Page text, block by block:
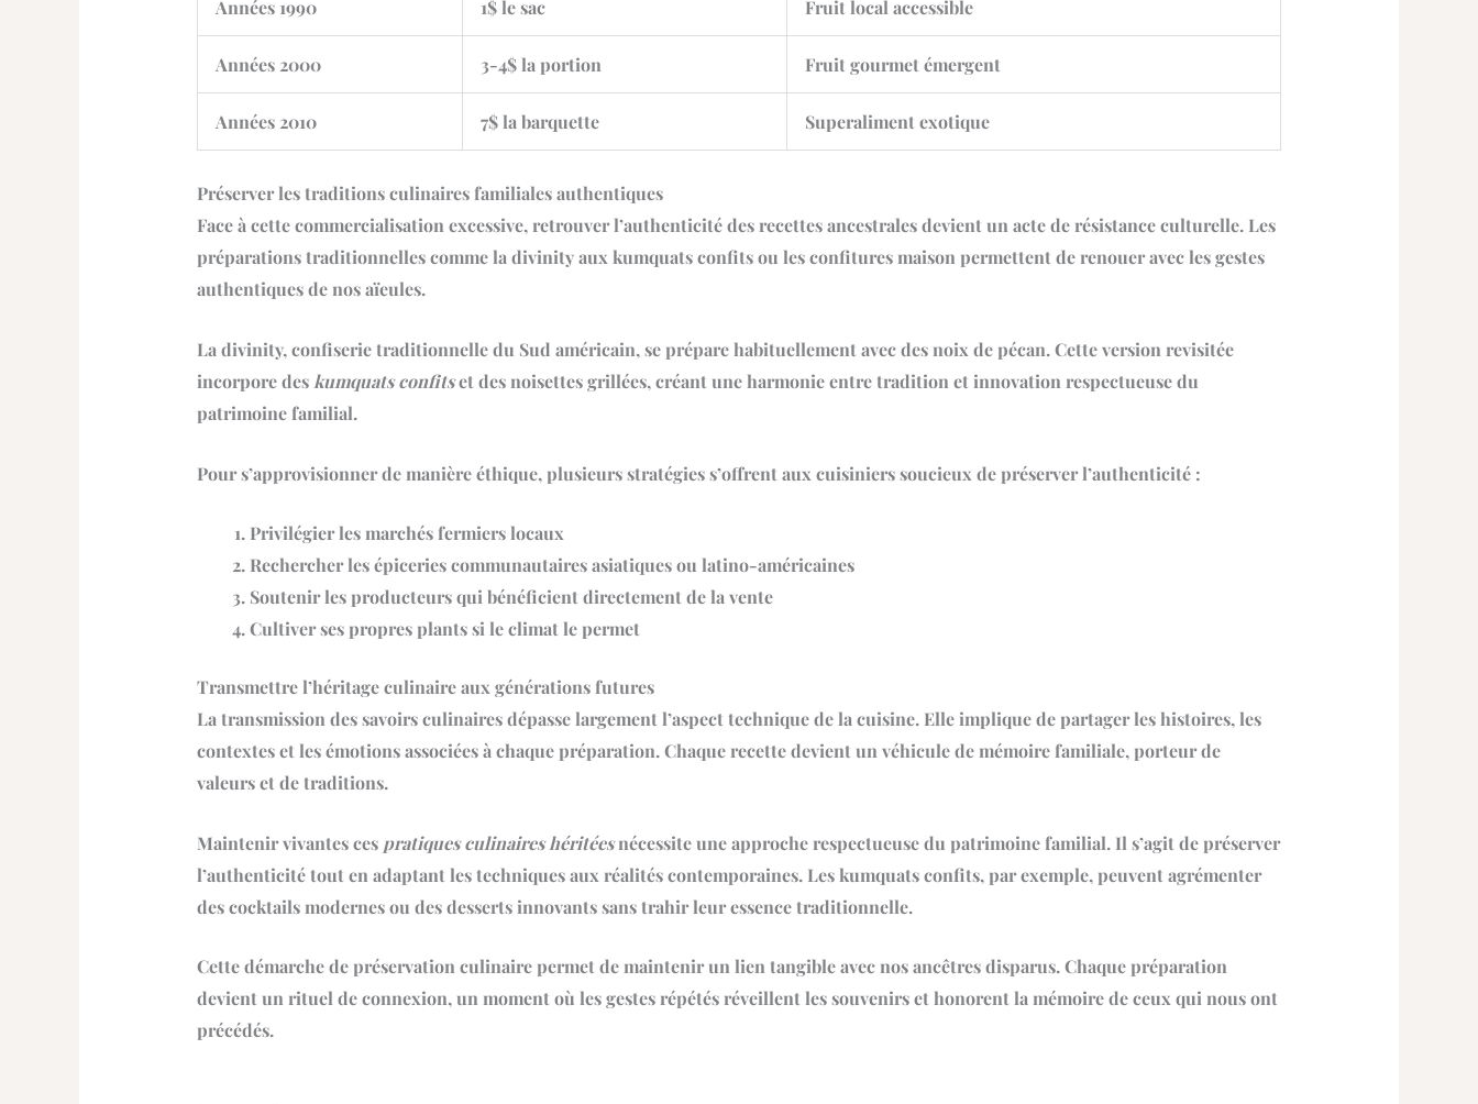
Années 1990 1$ le sac Fruit local accessible
Années 2000 3-4$ la portion Fruit gourmet émergent
Années 2010 7$ la barquette Superaliment exotique
Préserver les traditions culinaires familiales authentiques
Face à cette commercialisation excessive, retrouver l’authenticité desrecettes ancestralesdevient un acte de résistance culturelle. Les
préparations traditionnelles comme la divinity aux kumquats confits ou les confitures maison permettent de renouer avec les gestes
authentiques de nos aïeules.
La divinity, confiserie traditionnelle du Sud américain, se prépare habituellement avec des noix de pécan. Cette version revisitée
incorpore des kumquats confitset des noisettes grillées, créant une harmonie entre tradition et innovation respectueuse du
patrimoine familial.
Pour s’approvisionner de manière éthique, plusieurs stratégies s’offrent aux cuisiniers soucieux de préserver l’authenticité :
Privilégier les marchés fermiers locaux
Rechercher les épiceries communautaires asiatiques ou latino-américaines
Soutenir les producteurs qui bénéficient directement de la vente
Cultiver ses propres plants si le climat le permet
Transmettre l’héritage culinaire aux générations futures
Latransmission des savoirs culinairesdépasse largement l’aspect technique de la cuisine. Elle implique de partager les histoires, les
contextes et les émotions associées à chaque préparation. Chaque recette devient un véhicule de mémoire familiale, porteur de
valeurs et de traditions.
Maintenir vivantes ces pratiques culinaires héritéesnécessite une approche respectueuse du patrimoine familial. Il s’agit de préserver
l’authenticité tout en adaptant les techniques aux réalités contemporaines. Les kumquats confits, par exemple, peuvent agrémenter
des cocktails modernes ou des desserts innovants sans trahir leur essence traditionnelle.
Cette démarche de préservation culinaire permet de maintenir un lien tangible avec nos ancêtres disparus. Chaque préparation
devient un rituel de connexion, un moment où les gestes répétés réveillent les souvenirs et honorent la mémoire de ceux qui nous ont
précédés.